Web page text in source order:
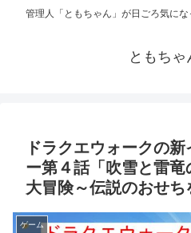
管理人「ともちゃん」が日ごろ気にな
ともちゃ
ドラクエウォークの
ー第４話「吹雪と雷竜
大冒険～伝説のおせち
ゲーム